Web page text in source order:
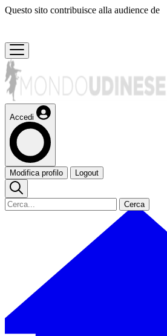
Questo sito contribuisce alla audience de
Accedi
Modifica profilo Logout
Cerca